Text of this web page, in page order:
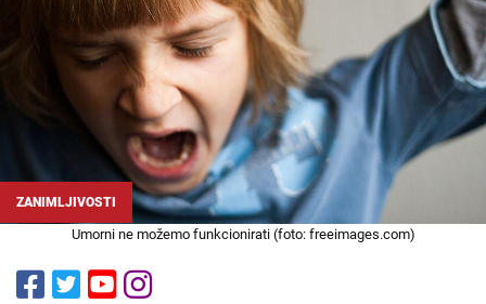
ZANIMLJIVOSTI
Umorni ne možemo funkcionirati (foto: freeimages.com)